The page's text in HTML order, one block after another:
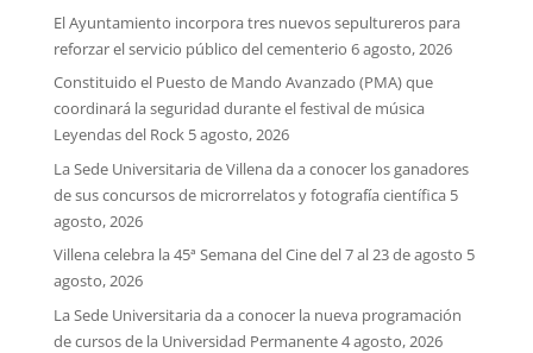
El Ayuntamiento incorpora tres nuevos sepultureros para
reforzar el servicio público del cementerio 6 agosto, 2026
Constituido el Puesto de Mando Avanzado (PMA) que
coordinará la seguridad durante el festival de música
Leyendas del Rock 5 agosto, 2026
La Sede Universitaria de Villena da a conocer los ganadores
de sus concursos de microrrelatos y fotografía científica 5
agosto, 2026
Villena celebra la 45ª Semana del Cine del 7 al 23 de agosto 5
agosto, 2026
La Sede Universitaria da a conocer la nueva programación
de cursos de la Universidad Permanente4 agosto, 2026